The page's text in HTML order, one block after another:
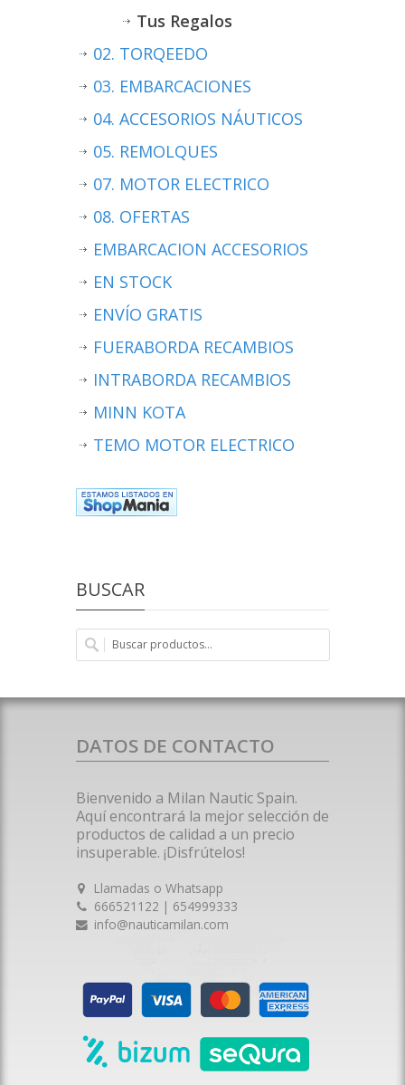
Tus Regalos
02. TORQEEDO
03. EMBARCACIONES
04. ACCESORIOS NÁUTICOS
05. REMOLQUES
07. MOTOR ELECTRICO
08. OFERTAS
EMBARCACION ACCESORIOS
EN STOCK
ENVÍO GRATIS
FUERABORDA RECAMBIOS
INTRABORDA RECAMBIOS
MINN KOTA
TEMO MOTOR ELECTRICO
BUSCAR
DATOS DE CONTACTO
Bienvenido a Milan Nautic Spain.
Aquí encontrará la mejor selección de
productos de calidad a un precio
insuperable. ¡Disfrútelos!
Llamadas o Whatsapp
666521122 | 654999333
info@nauticamilan.com